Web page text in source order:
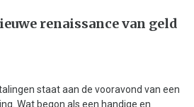
renaissance van geld
staat aan de vooravond van een
Wat begon als een handige en